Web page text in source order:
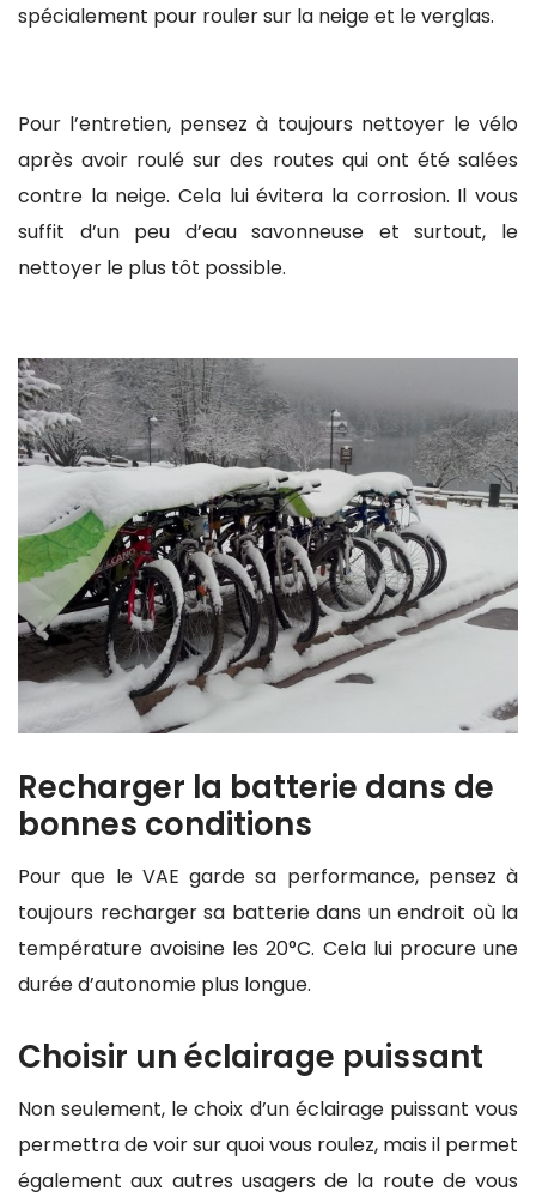
spécialement pour rouler sur la neige et le verglas.
Pour l’entretien, pensez à toujours nettoyer le vélo
après avoir roulé sur des routes qui ont été salées
contre la neige. Cela lui évitera la corrosion. Il vous
suffit d’un peu d’eau savonneuse et surtout, le
nettoyer le plus tôt possible.
Recharger la batterie dans de
bonnes conditions
Pour que le VAE garde sa performance, pensez à
toujours recharger sa batterie dans un endroit où la
température avoisine les 20°C. Cela lui procure une
durée d’autonomie plus longue.
Choisir un éclairage puissant
Non seulement, le choix d’un éclairage puissant vous
permettra de voir sur quoi vous roulez, mais il permet
également aux autres usagers de la route de vous